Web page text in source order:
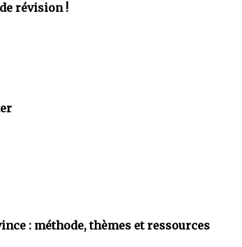
révision !
: méthode, thèmes et ressources